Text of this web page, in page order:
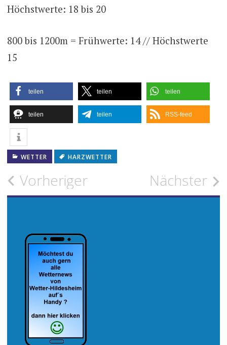
Höchstwerte: 18 bis 20
800 bis 1200m = Frühwerte: 14 // Höchstwerte
15
teilen teilen teilen
teilen teilen RSS-feed
WETTER HARZWETTER
Beitragsnavigation
Vorheriger Nächster